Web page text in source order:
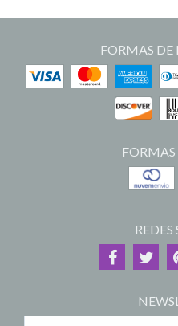
FORMAS
REDES